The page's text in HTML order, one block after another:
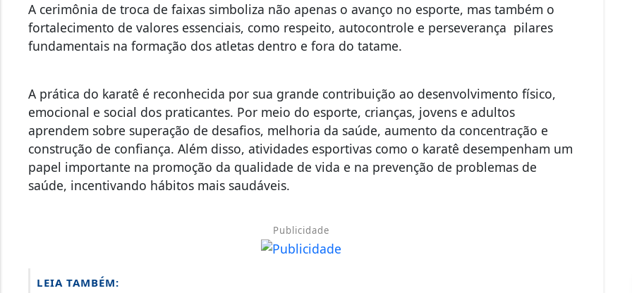
A cerimônia de troca de faixas simboliza não apenas o avanço no esporte, mas também o
fortalecimento de valores essenciais, como respeito, autocontrole e perseverança pilares
fundamentais na formação dos atletas dentro e fora do tatame.
A prática do karatê é reconhecida por sua grande contribuição ao desenvolvimento físico,
emocional e social dos praticantes. Por meio do esporte, crianças, jovens e adultos
aprendem sobre superação de desafios, melhoria da saúde, aumento da concentração e
construção de confiança. Além disso, atividades esportivas como o karatê desempenham um
papel importante na promoção da qualidade de vida e na prevenção de problemas de
saúde, incentivando hábitos mais saudáveis.
Publicidade
LEIA TAMBÉM: